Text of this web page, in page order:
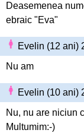
Deasemenea
ebraic "Eva"
Evelin (12 ani)
Nu am
Evelin (10 ani)
Nu, nu are niciun
Multumim:-)